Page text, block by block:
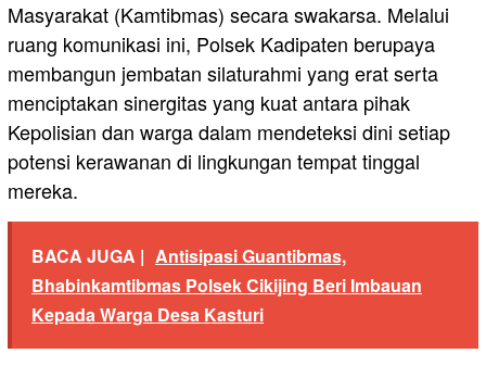
Masyarakat (Kamtibmas) secara swakarsa. Melalui
ruang komunikasi ini, Polsek Kadipaten berupaya
membangun jembatan silaturahmi yang erat serta
menciptakan sinergitas yang kuat antara pihak
Kepolisian dan warga dalam mendeteksi dini setiap
potensi kerawanan di lingkungan tempat tinggal
mereka.
BACA JUGA | Antisipasi Guantibmas,
Bhabinkamtibmas Polsek Cikijing Beri Imbauan
Kepada Warga Desa Kasturi